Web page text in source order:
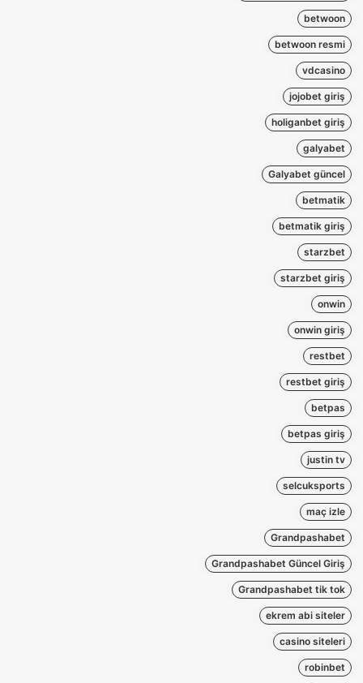
betwoon
betwoon resmi
vdcasino
jojobet giriş
holiganbet giriş
galyabet
Galyabet güncel
betmatik
betmatik giriş
starzbet
starzbet giriş
onwin
onwin giriş
restbet
restbet giriş
betpas
betpas giriş
justin tv
selcuksports
maç izle
Grandpashabet
Grandpashabet Güncel Giriş
Grandpashabet tik tok
ekrem abi siteler
casino siteleri
robinbet